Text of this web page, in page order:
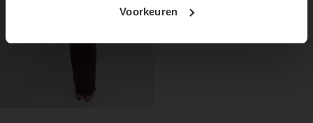
Voorkeuren